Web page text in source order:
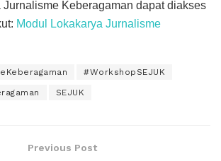
Jurnalisme Keberagaman dapat diakses
Modul Lokakarya Jurnalisme
#WorkshopSEJUK
SEJUK
Previous Post